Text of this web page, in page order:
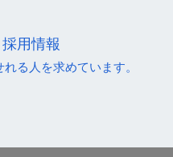
採用情報
る人を求めています。